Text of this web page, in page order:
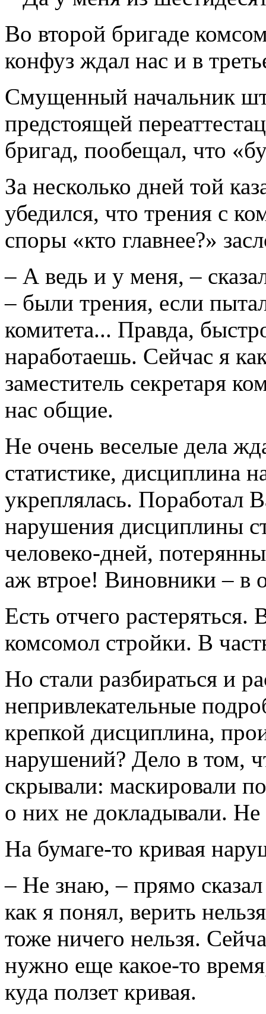
Во второй бригаде
конфуз ждал нас и в
Смущенный начальник
предстоящей
бригад, пообещал, что
За несколько дней той
убедился, что трения с
споры «кто главнее?»
– А ведь и у меня, –
– были трения, если
комитета... Правда,
наработаешь. Сейчас я
заместитель секретаря
нас общие.
Не очень веселые дела
статистике, дисциплина
укреплялась. Поработал
нарушения дисциплины
человеко-дней,
аж втрое! Виновники – в
Есть отчего
комсомол стройки. В
Но стали разбираться и
непривлекательные
крепкой дисциплина,
нарушений? Дело в том,
скрывали: маскировали
о них не докладывали. Не
На бумаге-то кривая
– Не знаю, – прямо
как я понял, верить
тоже ничего нельзя.
нужно еще какое-то
куда ползет кривая.